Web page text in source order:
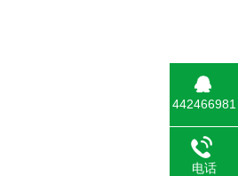
442466981
电话